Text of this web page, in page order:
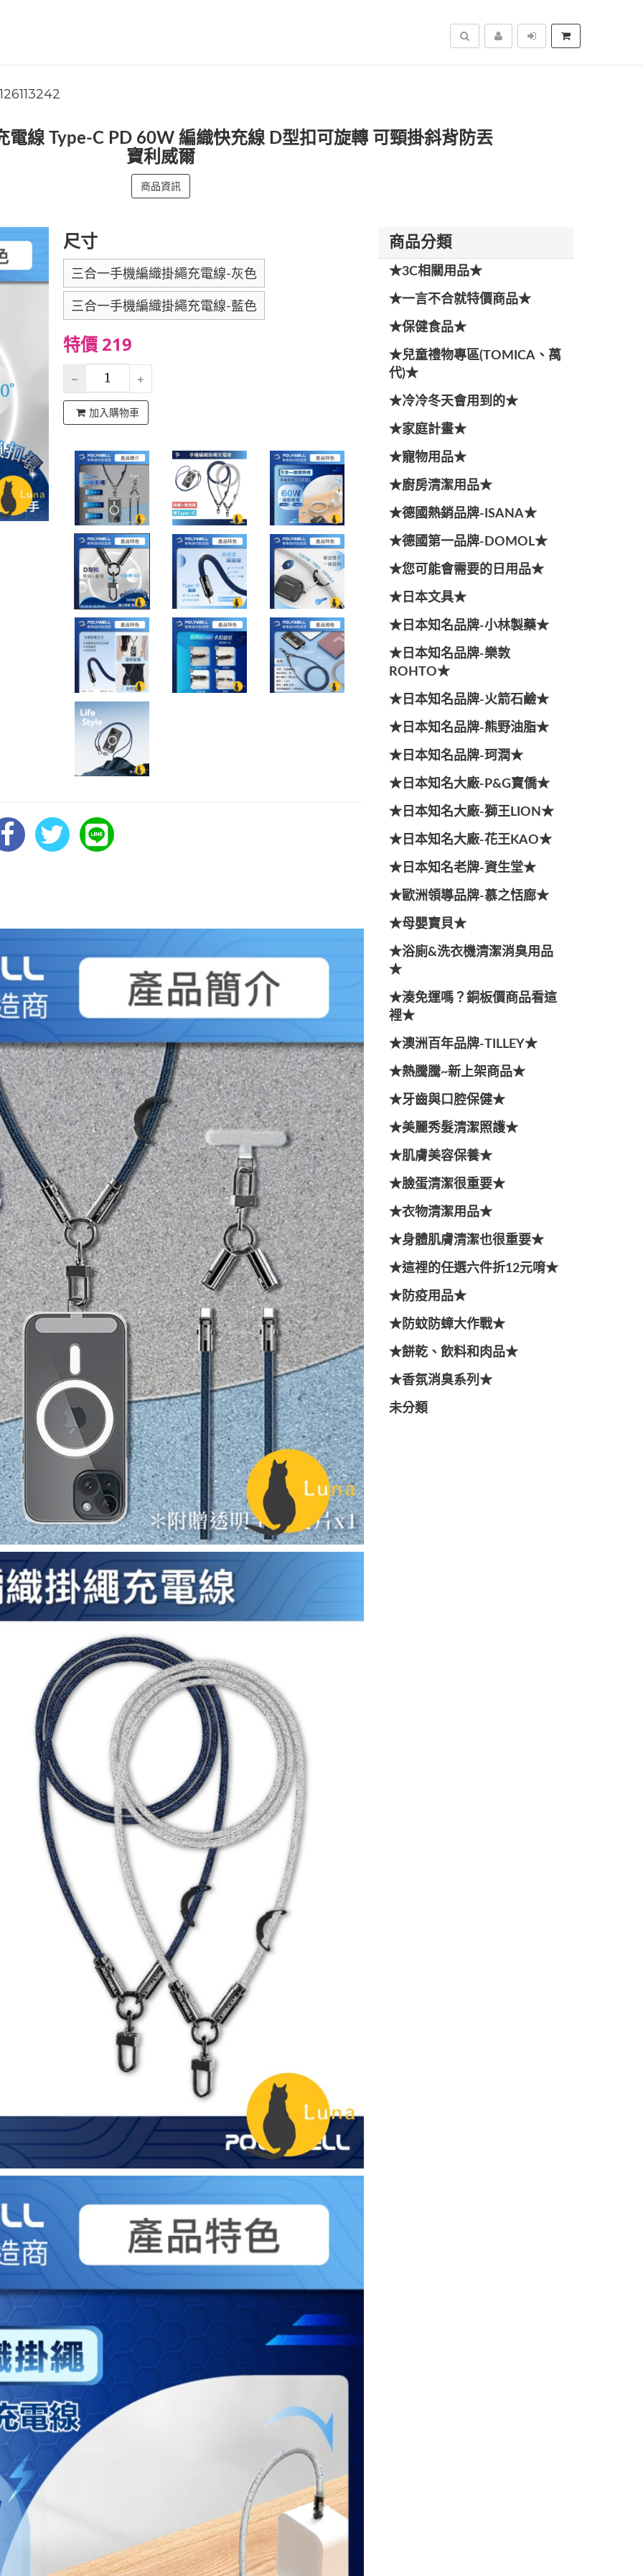
搜尋
電線 Type-C PD 60W 編織快充線 D型扣可旋轉 可頸掛斜背防丟
寶利威爾
商品資訊
尺寸
三合一手機編織掛繩充電線-灰色
三合一手機編織掛繩充電線-藍色
特價 219
加入購物車
商品分類
★3C相關用品★
★一言不合就特價商品★
★保健食品★
★兒童禮物專區(TOMICA、萬
代)★
★冷冷冬天會用到的★
★家庭計畫★
★寵物用品★
★廚房清潔用品★
★德國熱銷品牌-ISANA★
★德國第一品牌-DOMOL★
★您可能會需要的日用品★
★日本文具★
★日本知名品牌-小林製藥★
★日本知名品牌-樂敦
ROHTO★
★日本知名品牌-火箭石鹼★
★日本知名品牌-熊野油脂★
★日本知名品牌-珂潤★
★日本知名大廠-P&G寶僑★
★日本知名大廠-獅王LION★
★日本知名大廠-花王KAO★
★日本知名老牌-資生堂★
★歐洲領導品牌-慕之恬廊★
★母嬰寶貝★
★浴廁&洗衣機清潔消臭用品
★
★湊免運嗎？銅板價商品看這
裡★
★澳洲百年品牌-TILLEY★
★熱騰騰~新上架商品★
★牙齒與口腔保健★
★美麗秀髮清潔照護★
★肌膚美容保養★
★臉蛋清潔很重要★
★衣物清潔用品★
★身體肌膚清潔也很重要★
★這裡的任選六件折12元唷★
★防疫用品★
★防蚊防蟑大作戰★
★餅乾、飲料和肉品★
★香氛消臭系列★
未分類